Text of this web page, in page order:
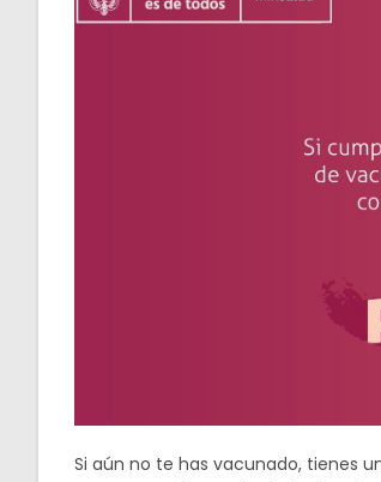
Si aún no te has vacunado, tienes